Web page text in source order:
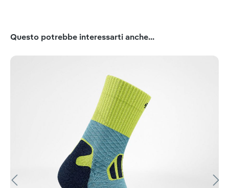
Salta la galleria dei prodotti
Questo potrebbe interessarti anche...